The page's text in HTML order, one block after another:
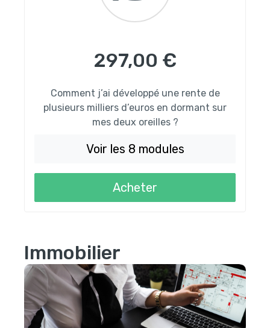
297,00 €
Comment j’ai développé une rente de
plusieurs milliers d’euros en dormant sur
mes deux oreilles ?
Voir les 8 modules
Acheter
Immobilier